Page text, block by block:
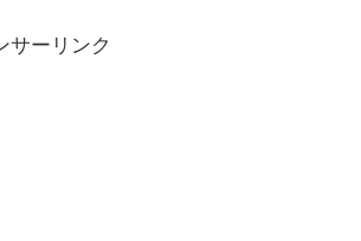
サーリンク